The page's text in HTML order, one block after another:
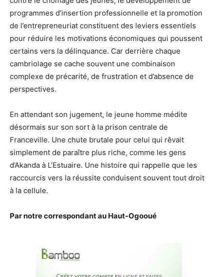
programmes d’insertion professionnelle et la promotion
de l’entrepreneuriat constituent des leviers essentiels
pour réduire les motivations économiques qui poussent
certains vers la délinquance. Car derrière chaque
cambriolage se cache souvent une combinaison
complexe de précarité, de frustration et d’absence de
perspectives.
En attendant son jugement, le jeune homme médite
désormais sur son sort à la prison centrale de
Franceville. Une chute brutale pour celui qui rêvait
simplement de paraître plus riche, comme les gens
d’Akanda à L’Estuaire. Une histoire qui rappelle que les
raccourcis vers la réussite conduisent souvent tout droit
à la cellule.
Par notre correspondant au Haut-Ogooué